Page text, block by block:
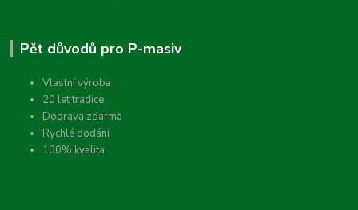
Pět důvodů pro P-masiv
Vlastní výroba
20 let tradice
Doprava zdarma
Rychlé dodání
100% kvalita